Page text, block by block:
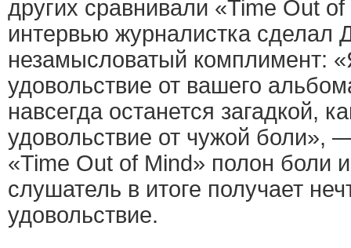
других сравнивали «Time Out
интервью журналистка сделал
незамысловатый комплимент:
удовольствие от вашего
навсегда останется загадкой,
удовольствие от чужой боли»,
«Time Out of Mind» полон боли
слушатель в итоге получает
удовольствие.